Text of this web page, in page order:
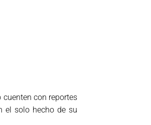
con reportes
el solo hecho de su